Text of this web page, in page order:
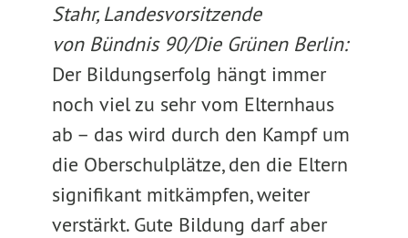
Stahr, Landesvorsitzende
von Bündnis 90/Die Grünen Berlin:
Der Bildungserfolg hängt immer
noch viel zu sehr vom Elternhaus
ab – das wird durch den Kampf um
die Oberschulplätze, den die Eltern
signifikant mitkämpfen, weiter
verstärkt. Gute Bildung darf aber